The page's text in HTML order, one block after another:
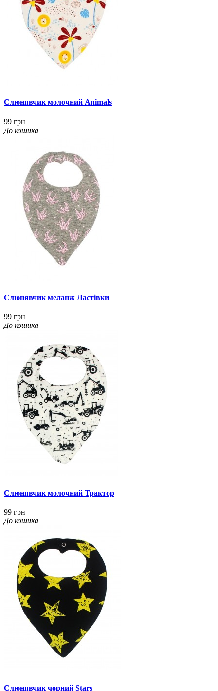
Слюнявчик молочний Animals
99 грн
До кошика
Слюнявчик меланж Ластівки
99 грн
До кошика
Слюнявчик молочний Трактор
99 грн
До кошика
Слюнявчик чорний Stars